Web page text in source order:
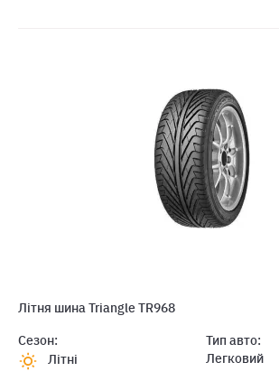
Літня шина Triangle TR968
Сезон:
Літні
Тип авто:
Легковий